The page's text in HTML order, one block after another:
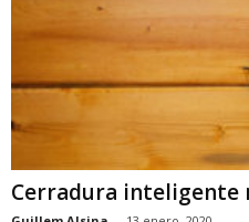
Cerradura inteligente